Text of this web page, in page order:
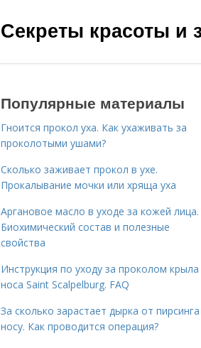
Секреты красоты и
Популярные материалы
Гноится прокол уха. Как ухаживать за
проколотыми ушами?
Сколько заживает прокол в ухе.
Прокалывание мочки или хряща уха
Аргановое масло в уходе за кожей лица.
Биохимический состав и полезные
свойства
Инструкция по уходу за проколом крыла
носа Saint Scalpelburg. FAQ
За сколько зарастает дырка от
носу. Как проводится операция?